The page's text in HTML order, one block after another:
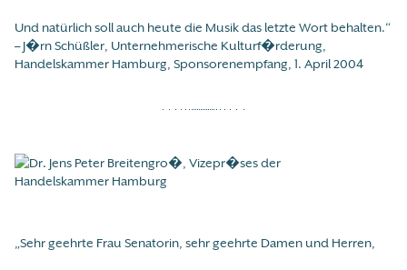
Und natürlich soll auch heute die Musik das letzte Wort behalten.“
– J�rn Schüßler, Unternehmerische Kulturf�rderung,
Handelskammer Hamburg, Sponsorenempfang, 1. April 2004
„Sehr geehrte Frau Senatorin, sehr geehrte Damen und Herren,